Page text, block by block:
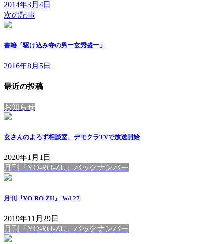
2014年3月4日
次の記事
書籍「駆け込み寺の男ー玄秀盛ー」
2016年8月5日
最近の投稿
お知らせ
玄さんのよろず相談室、デモクラTVで放送開始
2020年1月1日
月刊『YO-RO-ZU』バックナンバー
月刊『YO-RO-ZU』 Vol.27
2019年11月29日
月刊『YO-RO-ZU』バックナンバー